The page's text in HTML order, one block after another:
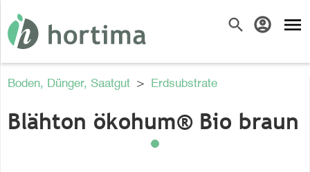
search account_circle menu
Boden, Dünger, Saatgut > Erdsubstrate
Blähton ökohum® Bio braun